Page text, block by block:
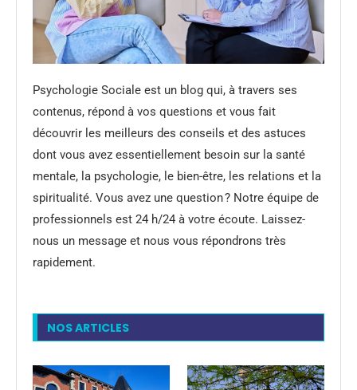
Psychologie Sociale est un blog qui, à travers ses
contenus, répond à vos questions et vous fait
découvrir les meilleurs des conseils et des astuces
dont vous avez essentiellement besoin sur la santé
mentale, la psychologie, le bien-être, les relations et la
spiritualité. Vous avez une question ? Notre équipe de
professionnels est 24 h/24 à votre écoute. Laissez-
nous un message et nous vous répondrons très
rapidement.
NOS ARTICLES